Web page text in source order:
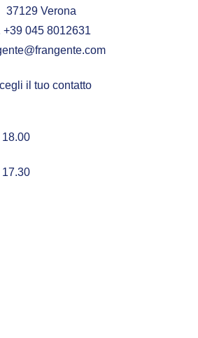
37129 Verona
+39 045 8012631
il tuo contatto
18.00
17.30